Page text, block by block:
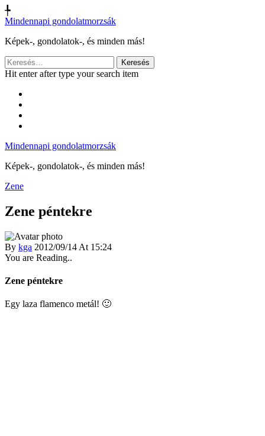
╄
Mindennapi gondolatmorzsák
Képek-, gondolatok-, és minden más!
Keresés:
Hit enter after type your search item
Mindennapi gondolatmorzsák
Képek-, gondolatok-, és minden más!
Zene
Zene péntekre
By kga 2012/09/14 At 15:24
You are Reading..
Zene péntekre
Egy laza flamenco metál! 🙂